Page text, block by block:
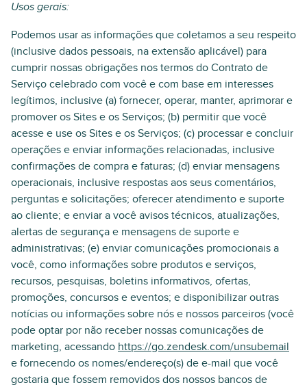
Usos gerais:
Podemos usar as informações que coletamos a seu respeito
(inclusive dados pessoais, na extensão aplicável) para
cumprir nossas obrigações nos termos do Contrato de
Serviço celebrado com você e com base em interesses
legítimos, inclusive (a) fornecer, operar, manter, aprimorar e
promover os Sites e os Serviços; (b) permitir que você
acesse e use os Sites e os Serviços; (c) processar e concluir
operações e enviar informações relacionadas, inclusive
confirmações de compra e faturas; (d) enviar mensagens
operacionais, inclusive respostas aos seus comentários,
perguntas e solicitações; oferecer atendimento e suporte
ao cliente; e enviar a você avisos técnicos, atualizações,
alertas de segurança e mensagens de suporte e
administrativas; (e) enviar comunicações promocionais a
você, como informações sobre produtos e serviços,
recursos, pesquisas, boletins informativos, ofertas,
promoções, concursos e eventos; e disponibilizar outras
notícias ou informações sobre nós e nossos parceiros (você
pode optar por não receber nossas comunicações de
marketing, acessando https://go.zendesk.com/unsubemail
e fornecendo os nomes/endereço(s) de e-mail que você
gostaria que fossem removidos dos nossos bancos de